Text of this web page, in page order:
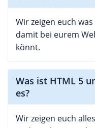
Wir zeigen euch
damit bei eurem
könnt.
Was ist HTML 5
es?
Wir zeigen euch